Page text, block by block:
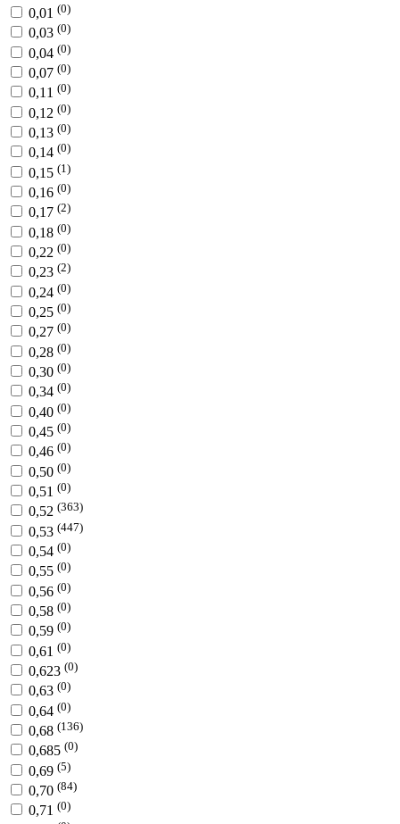
0,01 (0)
0,03 (0)
0,04 (0)
0,07 (0)
0,11 (0)
0,12 (0)
0,13 (0)
0,14 (0)
0,15 (1)
0,16 (0)
0,17 (2)
0,18 (0)
0,22 (0)
0,23 (2)
0,24 (0)
0,25 (0)
0,27 (0)
0,28 (0)
0,30 (0)
0,34 (0)
0,40 (0)
0,45 (0)
0,46 (0)
0,50 (0)
0,51 (0)
0,52 (363)
0,53 (447)
0,54 (0)
0,55 (0)
0,56 (0)
0,58 (0)
0,59 (0)
0,61 (0)
0,623 (0)
0,63 (0)
0,64 (0)
0,68 (136)
0,685 (0)
0,69 (5)
0,70 (84)
0,71 (0)